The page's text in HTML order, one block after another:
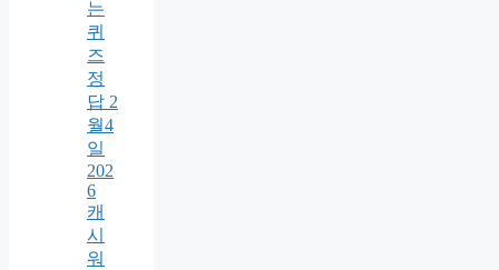
는
퀴
즈
정
답 2
월4
일
202
6
캐
시
워